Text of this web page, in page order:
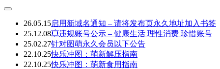
26.05.15启用新域名通知 – 请将发布页永久地址加入书签
25.12.08💥违规账号公示 – 健康生活 理性消费 珍惜账号
25.02.27针对图萌永久会员以下公告
22.10.25快乐冲图：萌新解压指南
22.10.25快乐冲图：萌新食用指南